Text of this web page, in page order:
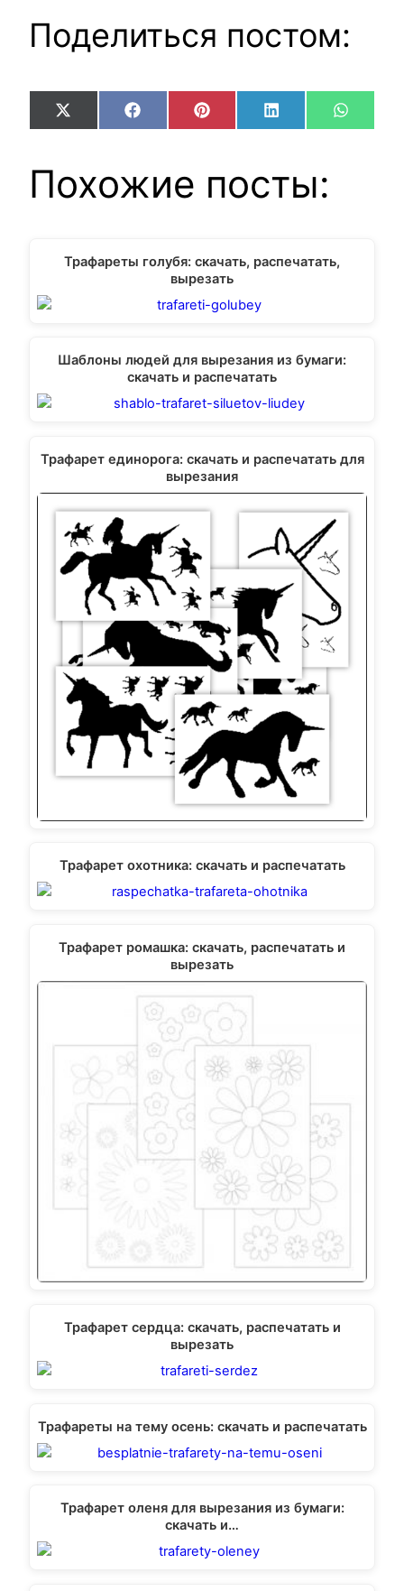
Поделиться постом:
Share
on
X
(Twitter)
Share
on
FacebookShare
on
Pinterest Share
on
LinkedIn Share
on
Похожие посты:
Трафареты голубя: скачать, распечатать,
вырезать
Шаблоны людей для вырезания из бумаги:
скачать и распечатать
Трафарет единорога: скачать и распечатать для
вырезания
Трафарет охотника: скачать и распечатать
Трафарет ромашка: скачать, распечатать и
вырезать
Трафарет сердца: скачать, распечатать и
вырезать
Трафареты на тему осень: скачать и распечатать
Трафарет оленя для вырезания из бумаги:
скачать и…